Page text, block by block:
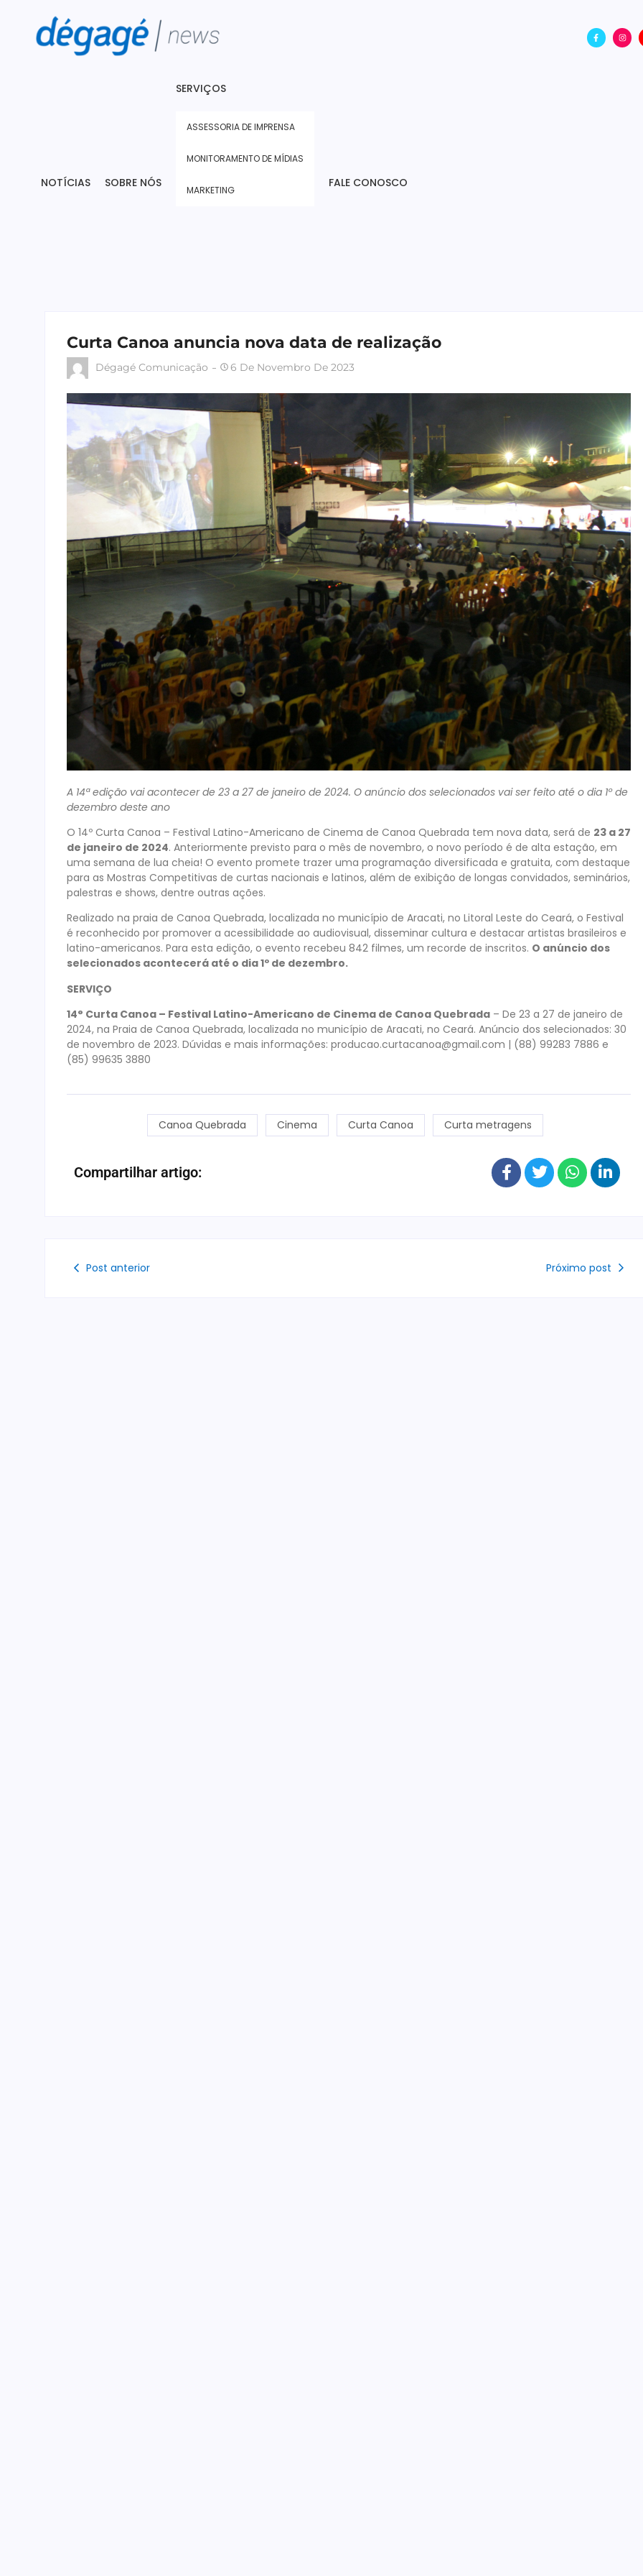
NOTÍCIAS SOBRE NÓS
SERVIÇOS
ASSESSORIA DE IMPRENSA
MONITORAMENTO DE MÍDIAS
MARKETING
FALE CONOSCO
Curta Canoa anuncia nova data de realização
Dégagé Comunicação 6 De Novembro De 2023
A 14ª edição vai acontecer de 23 a 27 de janeiro de 2024. O anúncio dos selecionados vai ser feito até o dia 1º de
dezembro deste ano
O 14º Curta Canoa – Festival Latino-Americano de Cinema de Canoa Quebrada tem nova data, será de 23 a 27
de janeiro de 2024. Anteriormente previsto para o mês de novembro, o novo período é de alta estação, em
uma semana de lua cheia! O evento promete trazer uma programação diversificada e gratuita, com destaque
para as Mostras Competitivas de curtas nacionais e latinos, além de exibição de longas convidados, seminários,
palestras e shows, dentre outras ações.
Realizado na praia de Canoa Quebrada, localizada no município de Aracati, no Litoral Leste do Ceará, o Festival
é reconhecido por promover a acessibilidade ao audiovisual, disseminar cultura e destacar artistas brasileiros e
latino-americanos. Para esta edição, o evento recebeu 842 filmes, um recorde de inscritos. O anúncio dos
selecionados acontecerá até o dia 1º de dezembro.
SERVIÇO
14° Curta Canoa – Festival Latino-Americano de Cinema de Canoa Quebrada – De 23 a 27 de janeiro de
2024, na Praia de Canoa Quebrada, localizada no município de Aracati, no Ceará. Anúncio dos selecionados: 30
de novembro de 2023. Dúvidas e mais informações: producao.curtacanoa@gmail.com | (88) 99283 7886 e
(85) 99635 3880
Canoa Quebrada Cinema Curta Canoa Curta metragens
Compartilhar artigo:
Post anterior Próximo post